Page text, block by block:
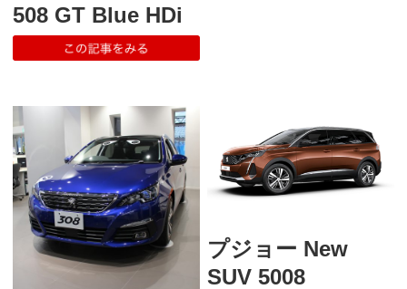
508 GT Blue HDi
プジョー New
SUV 5008